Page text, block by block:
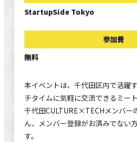
StartupSide Tokyo
参加費
無料
本イベントは、千代田区内で活躍
チタイムに気軽に交流できるミー
千代田CULTURE×TECHメンバー
ん、メンバー登録がお済みでない
す。